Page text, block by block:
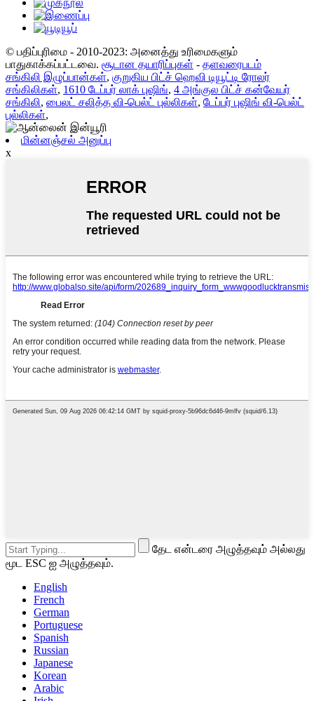
© பதிப்புரிமை - 2010-2023: அனைத்து உரிமைகளும்
பாதுகாக்கப்பட்டவை. சூடான தயாரிப்புகள் - தளவரைபடம்
சங்கிலி இழுப்பான்கள், குறுகிய பிட்ச் ஹெவி டியூட்டி ரோலர்
சங்கிலிகள், 1610 டேப்பர் லாக் புஷிங், 4 அங்குல பிட்ச் கன்வேயர்
சங்கிலி, பைலட் சலித்த வி-பெல்ட் புல்லிகள், டேப்பர் புஷிங் வி-பெல்ட்
புல்லிகள்,
மின்னஞ்சல் அனுப்பு
x
தேட என்டரை அழுத்தவும் அல்லது
மூட ESC ஐ அழுத்தவும்.
English
French
German
Portuguese
Spanish
Russian
Japanese
Korean
Arabic